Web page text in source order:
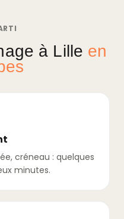
à Lille en
créneau : quelques
minutes.